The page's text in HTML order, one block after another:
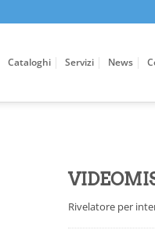
Cataloghi Servizi News
Rivelatore per